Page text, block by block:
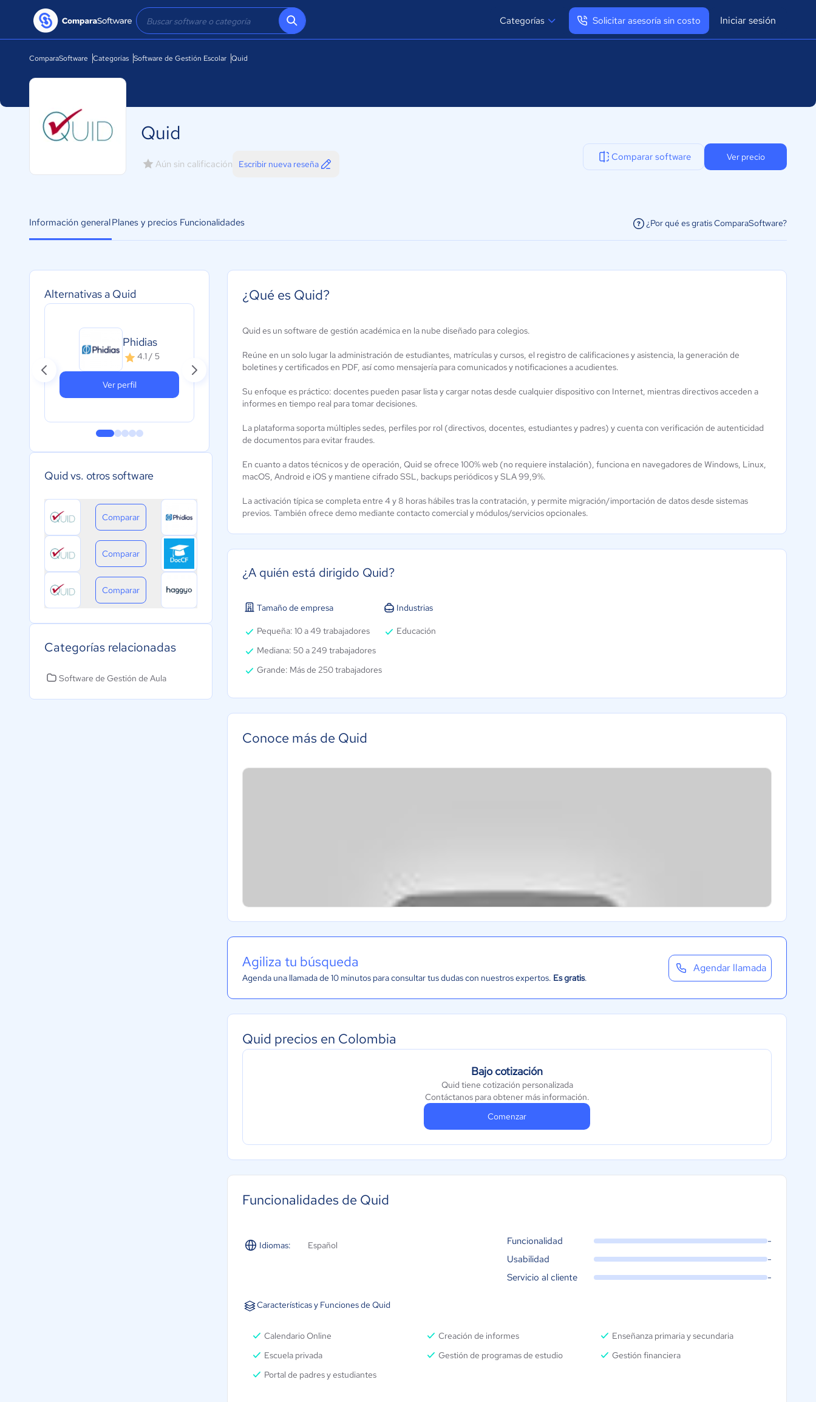
Categorías Solicitar asesoría sin costo Iniciar sesión
ComparaSoftware Categorías Software de Gestión Escolar Quid
Quid
Aún sin calificación Escribir nueva reseña
Comparar software Ver precio
Información generalPlanes y precios Funcionalidades ¿Por qué es gratis ComparaSoftware?
Alternativas a Quid
Phidias
4.1 / 5
Ver perfil
Plataforma
Aún sin
calificación
Haggyo
Aún sin
calificación
Aún sin
calificación
de Aula
Quid vs. otros software
Comparar
Comparar
Comparar
Categorías relacionadas
Software de Gestión de Aula
¿Qué es Quid?
Quid es un software de gestión académica en la nube diseñado para colegios.
Reúne en un solo lugar la administración de estudiantes, matrículas y cursos, el registro de calificaciones y asistencia, la generación de
boletines y certificados en PDF, así como mensajería para comunicados y notificaciones a acudientes.
Su enfoque es práctico: docentes pueden pasar lista y cargar notas desde cualquier dispositivo con Internet, mientras directivos acceden a
informes en tiempo real para tomar decisiones.
La plataforma soporta múltiples sedes, perfiles por rol (directivos, docentes, estudiantes y padres) y cuenta con verificación de autenticidad
de documentos para evitar fraudes.
En cuanto a datos técnicos y de operación, Quid se ofrece 100% web (no requiere instalación), funciona en navegadores de Windows, Linux,
macOS, Android e iOS y mantiene cifrado SSL, backups periódicos y SLA 99,9%.
La activación típica se completa entre 4 y 8 horas hábiles tras la contratación, y permite migración/importación de datos desde sistemas
previos. También ofrece demo mediante contacto comercial y módulos/servicios opcionales.
¿A quién está dirigido Quid?
Tamaño de empresa
Pequeña: 10 a 49 trabajadores
Mediana: 50 a 249 trabajadores
Grande: Más de 250 trabajadores
Industrias
Educación
Conoce más de Quid
Agiliza tu búsqueda
Agenda una llamada de 10 minutos para consultar tus dudas con nuestros expertos. Es gratis.
Agendar llamada
Quid precios en Colombia
Bajo cotización
Quid tiene cotización personalizada
Contáctanos para obtener más información.
Comenzar
Funcionalidades de Quid
Idiomas: Español Funcionalidad
-
Usabilidad
-
Servicio al cliente
-
Características y Funciones de Quid
Calendario Online Creación de informes
Enseñanza primaria y secundaria
Escuela privada
Gestión de programas de estudio
Gestión financiera
Portal de padres y estudiantes